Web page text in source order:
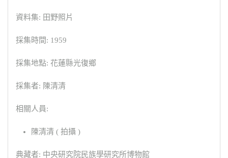
資料集: 田野照片
採集時間: 1959
採集地點: 花蓮縣光復鄉
採集者: 陳清清
相關人員:
陳清清 ( 拍攝 )
典藏者: 中央研究院民族學研究所博物館